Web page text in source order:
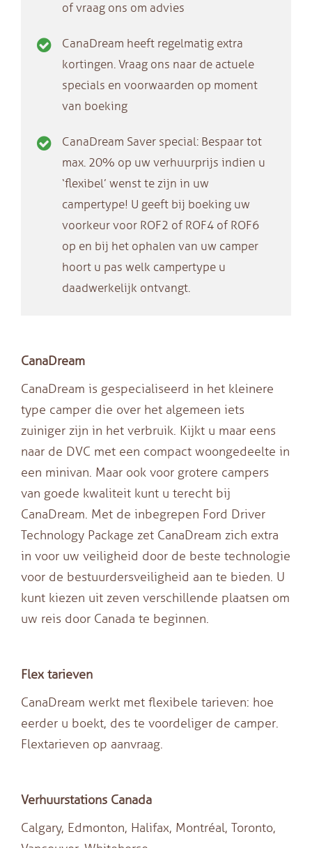
of vraag ons om advies
CanaDream heeft regelmatig extra
kortingen. Vraag ons naar de actuele
specials en voorwaarden op moment
van boeking
CanaDream Saver special: Bespaar tot
max. 20% op uw verhuurprijs indien u
‘flexibel’ wenst te zijn in uw
campertype! U geeft bij boeking uw
voorkeur voor ROF2 of ROF4 of ROF6
op en bij het ophalen van uw camper
hoort u pas welk campertype u
daadwerkelijk ontvangt.
CanaDream
CanaDream is gespecialiseerd in het kleinere
type camper die over het algemeen iets
zuiniger zijn in het verbruik. Kijkt u maar eens
naar de DVC met een compact woongedeelte in
een minivan. Maar ook voor grotere campers
van goede kwaliteit kunt u terecht bij
CanaDream. Met de inbegrepen Ford Driver
Technology Package zet CanaDream zich extra
in voor uw veiligheid door de beste technologie
voor de bestuurdersveiligheid aan te bieden. U
kunt kiezen uit zeven verschillende plaatsen om
uw reis door Canada te beginnen.
Flex tarieven
CanaDream werkt met flexibele tarieven: hoe
eerder u boekt, des te voordeliger de camper.
Flextarieven op aanvraag.
Verhuurstations Canada
Calgary, Edmonton, Halifax, Montréal, Toronto,